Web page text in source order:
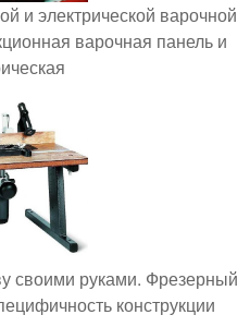
и электрической варочной
варочная панель и
своими руками. Фрезерный
конструкции